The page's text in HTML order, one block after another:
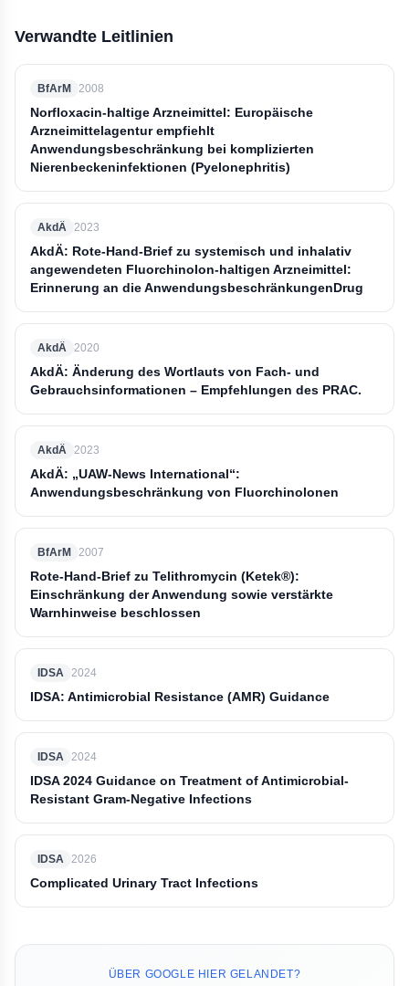
Verwandte Leitlinien
BfArM 2008
Norfloxacin-haltige Arzneimittel: Europäische
Arzneimittelagentur empfiehlt
Anwendungsbeschränkung bei komplizierten
Nierenbeckeninfektionen (Pyelonephritis)
AkdÄ 2023
AkdÄ: Rote-Hand-Brief zu systemisch und inhalativ
angewendeten Fluorchinolon-haltigen Arzneimittel:
Erinnerung an die AnwendungsbeschränkungenDrug
AkdÄ 2020
AkdÄ: Änderung des Wortlauts von Fach- und
Gebrauchsinformationen – Empfehlungen des PRAC.
AkdÄ 2023
AkdÄ: „UAW-News International“:
Anwendungsbeschränkung von Fluorchinolonen
BfArM 2007
Rote-Hand-Brief zu Telithromycin (Ketek®):
Einschränkung der Anwendung sowie verstärkte
Warnhinweise beschlossen
IDSA 2024
IDSA: Antimicrobial Resistance (AMR) Guidance
IDSA 2024
IDSA 2024 Guidance on Treatment of Antimicrobial-
Resistant Gram-Negative Infections
IDSA 2026
Complicated Urinary Tract Infections
ÜBER GOOGLE HIER GELANDET?